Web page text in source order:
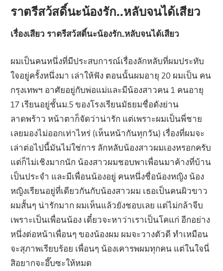
ราตรีสว้สดิ์นะน้องรัก..หลับจนได้เสียว
เรื่องเสียว ราตรีสว้สดิ์นะน้องรัก..หลับจนได้เสียว
ผมเป็นคนหนึ่งที่มีประสบการณ์เรื่องลักหลับที่ผมประทับ
ใจอยู่ครั้งหนึ่งมา เล่าให้ฟัง ตอนนั้นผมอายุ 20 ผมเป็น คน
กรุงเทพฯ อาศัยอยู่กับพ่อแม่และมีน้องสาวคน 1 คนอายุ
17 เรียนอยู่ชั้นม.5 ของโรงเรียนมัธยมชื่อดังย่าน
ลาดพร้าว หน้าตาก็จัดว่าน่ารัก แต่เพราะผมเป็นพี่ชาย
เลยมองไม่ออกเท่าไหร่ (เห็นหน้ากันทุกวัน) เรื่องที่ผมจะ
เล่าต่อไปนี้มันไม่ใช่การ ลักหลับน้องสาวผมเองหรอกครับ
แต่ก็ไม่เชิงมากนัก น้องสาวผมชอบพาเพื่อนมาค้างที่บ้าน
เป็นประจำ และมีเพื่อนน้องอยู่ คนหนึ่งชื่อน้องหญิง น้อง
หญิงเรียนอยู่ที่เดียวกันกับน้องสาวผม เธอเป็นคนผิวขาว
ผมสั้นๆ น่ารักมาก ผมเห็นแล้วยังชอบเลย แต่ไม่กล้าจีบ
เพราะเป็นเพื่อนน้อง เดี๋ยวจะหาว่าเราเป็นโคแก่ อีกอย่าง
หนึ่งต่อหน้าเพื่อนๆ ของน้องผม ผมจะวางตัวดี ทำเหมือน
จะสุภาพเรียบร้อย เพื่อนๆ น้องเคารพผมทุกคน แต่ในใจนี่
สิอยากจะอึ๊บซะให้หมด